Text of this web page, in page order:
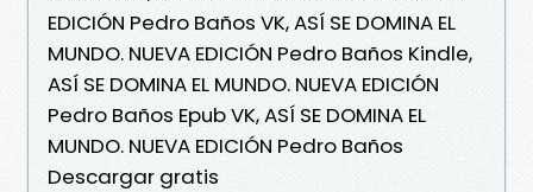
EDICIÓN Pedro Baños VK, ASÍ SE DOMINA EL
MUNDO. NUEVA EDICIÓN Pedro Baños Kindle,
ASÍ SE DOMINA EL MUNDO. NUEVA EDICIÓN
Pedro Baños Epub VK, ASÍ SE DOMINA EL
MUNDO. NUEVA EDICIÓN Pedro Baños
Descargar gratis